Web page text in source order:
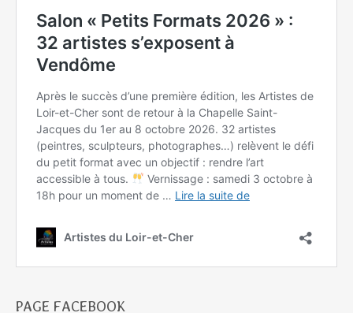
PAGE FACEBOOK